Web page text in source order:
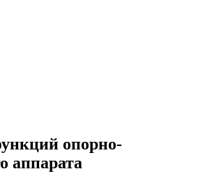
опорно-
аппарата